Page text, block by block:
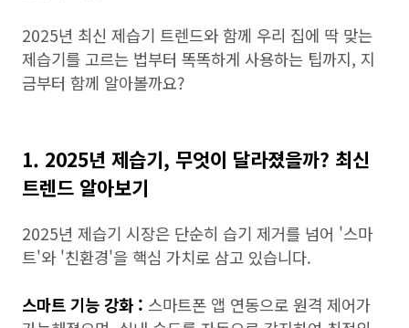
2025년 최신 제습기 트렌드와 함께 우리 집에 딱 맞는
제습기를 고르는 법부터 똑똑하게 사용하는 팁까지, 지
금부터 함께 알아볼까요?
1. 2025년 제습기, 무엇이 달라졌을까? 최신
트렌드 알아보기
2025년 제습기 시장은 단순히 습기 제거를 넘어 '스마
트'와 '친환경'을 핵심 가치로 삼고 있습니다.
스마트 기능 강화 : 스마트폰 앱 연동으로 원격 제어가